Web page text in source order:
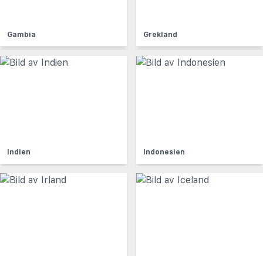
Gambia Grekland
Indien Indonesien